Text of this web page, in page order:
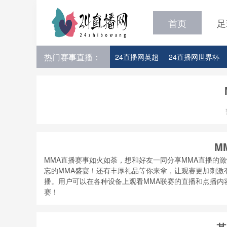
首页
热门赛事直播： 24直播网英超 24直播网世界杯
MMA直播赛事如火如荼，想和好友一同分享MMA直播的
忘的MMA盛宴！还有丰厚礼品等你来拿，让观赛更加刺
播。用户可以在各种设备上观看MMA联赛的直播和点播
赛！